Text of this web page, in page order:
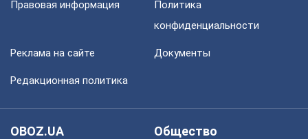
Правовая информация
Политика
конфиденциальности
Реклама на сайте Документы
Редакционная политика
OBOZ.UA
Общество